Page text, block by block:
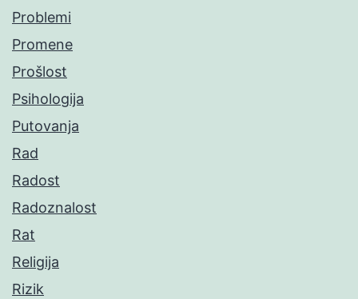
Problemi
Promene
Prošlost
Psihologija
Putovanja
Rad
Radost
Radoznalost
Rat
Religija
Rizik